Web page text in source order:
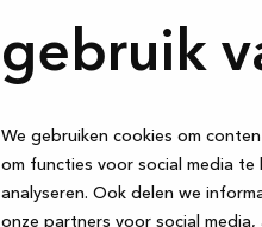
gebruik
We gebruiken cookies om
om functies voor social media
analyseren. Ook delen we
onze partners voor social